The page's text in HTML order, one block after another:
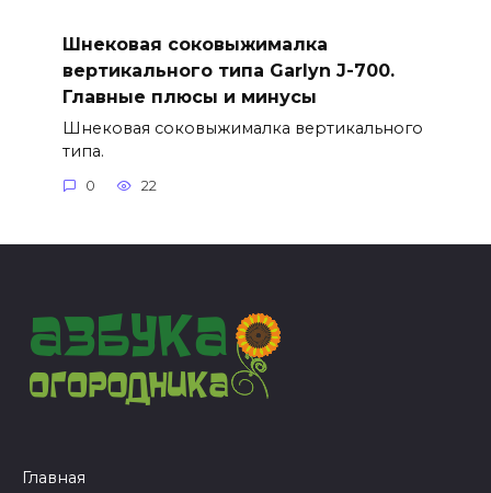
Шнековая соковыжималка
вертикального типа Garlyn J-700.
Главные плюсы и минусы
Шнековая соковыжималка вертикального
типа.
0 22
Главная